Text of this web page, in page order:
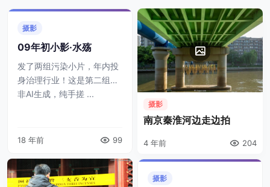
摄影
09年初小影·水殇
发了两组污染小片，年内投
身治理行业！这是第二组。
非AI生成，纯手搓 ...
18 年前 99
摄影
南京秦淮河边走边拍
4 年前 204
摄影